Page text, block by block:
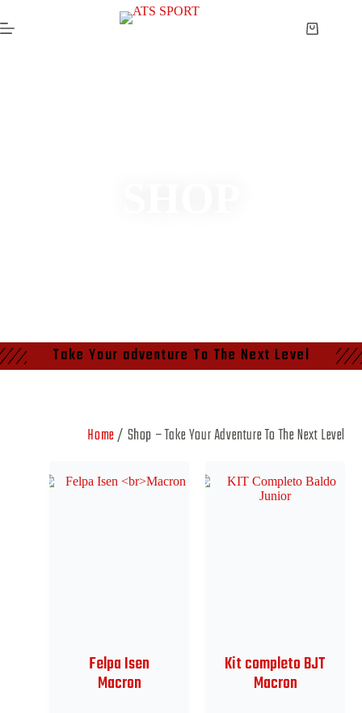
Take Your adventure To The Next Level
Home/ Shop – Take Your Adventure To The Next Level
Felpa Isen
Macron
Kit completo BJT
Macron